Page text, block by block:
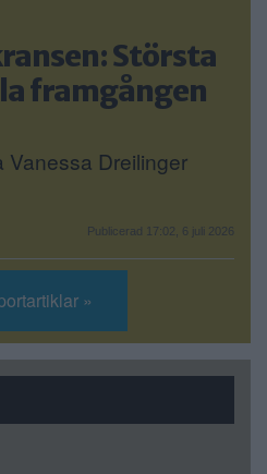
Största
framgången
Vanessa Dreilinger
Publicerad 17:02, 6 juli 2026
»